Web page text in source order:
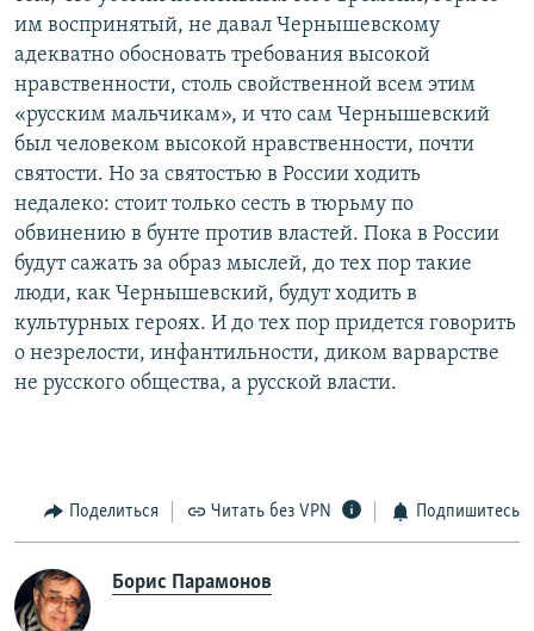
им воспринятый, не давал Чернышевскому
адекватно обосновать требования высокой
нравственности, столь свойственной всем этим
«русским мальчикам», и что сам Чернышевский
был человеком высокой нравственности, почти
святости. Но за святостью в России ходить
недалеко: стоит только сесть в тюрьму по
обвинению в бунте против властей. Пока в России
будут сажать за образ мыслей, до тех пор такие
люди, как Чернышевский, будут ходить в
культурных героях. И до тех пор придется говорить
о незрелости, инфантильности, диком варварстве
не русского общества, а русской власти.
Поделиться Читать без VPN Подпишитесь
Борис Парамонов